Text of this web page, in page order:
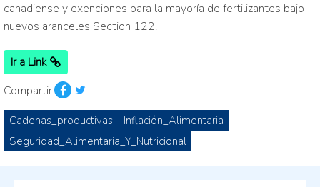
canadiense y exenciones para la mayoría de fertilizantes bajo
nuevos aranceles Section 122.
Ir a Link
Compartir:
Cadenas_productivas
Inflación_Alimentaria
Seguridad_Alimentaria_Y_Nutricional